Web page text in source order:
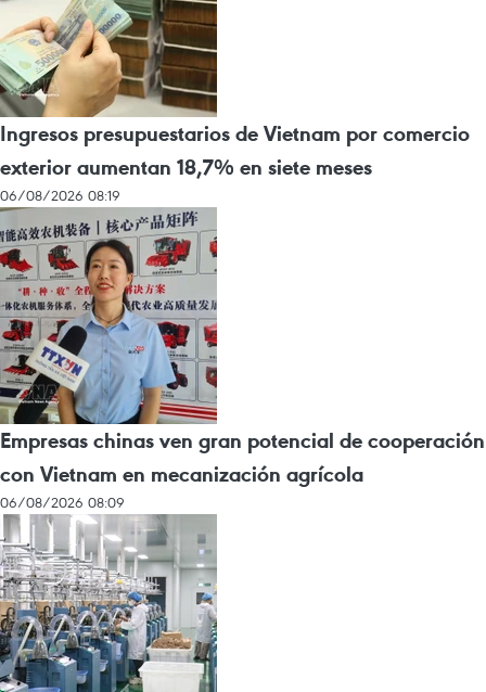
Ingresos presupuestarios de Vietnam por comercio
exterior aumentan 18,7% en siete meses
06/08/2026 08:19
Empresas chinas ven gran potencial de cooperación
con Vietnam en mecanización agrícola
06/08/2026 08:09